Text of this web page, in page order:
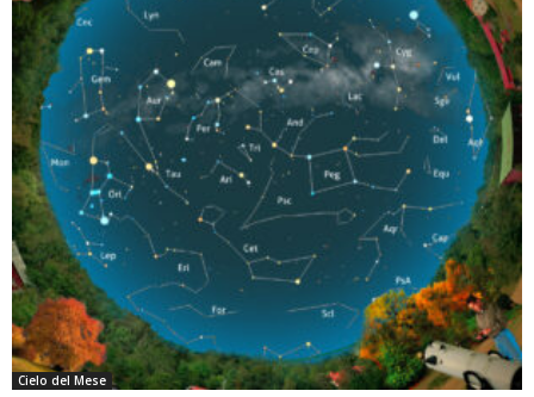
Cielo del Mese